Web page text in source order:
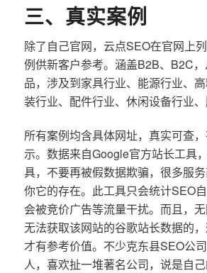
三、真实案例
除了自己官网，云点SEO在官网上
例供新客户参考。涵盖B2B、B2C
品，涉及到家具行业、能源行业、
装行业、配件行业、休闲设备行业、
所有案例均含具体网址，真实可查
示。数据来自Google官方站长工具
具，不要再被假数据欺骗，很多服
你它的存在。此工具只会统计SEO
会被竞价广告等流量干扰。而且，
无法获取该网站的谷歌站长数据的
才有参考价值。不少克东县SEO公
人，喜欢扯一堆著名公司，说是自